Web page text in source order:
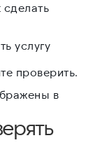
сделать
услугу
проверить.
в